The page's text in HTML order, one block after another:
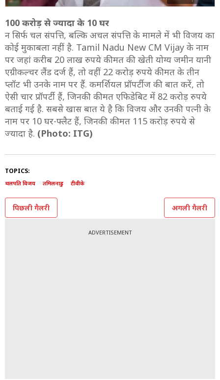
100 करोड़ से ज्यादा के 10 घर
न सिर्फ चल संपत्ति, बल्कि अचल संपत्ति के मामले में भी विजय का
कोई मुकाबला नहीं है. Tamil Nadu New CM Vijay के नाम
पर जहां करीब 20 लाख रुपये कीमत की खेती योग्य जमीन यानी
एग्रीकल्चर लैंड दर्ज हैं, तो वहीं 22 करोड़ रुपये कीमत के तीन
प्लॉट भी उनके नाम पर हैं. कमर्शियल प्रॉपर्टीज की बात करें, तो
ऐसी चार प्रॉपर्टी हैं, जिनकी कीमत एफिडेबिट में 82 करोड़ रुपये
बताई गई है. सबसे खास बात ये है कि विजय और उनकी पत्नी के
नाम पर 10 घर-फ्लैट हैं, जिनकी कीमत 115 करोड़ रुपये से
ज्यादा है. (Photo: ITG)
TOPICS:
थलपति विजय तमिलनाडु टीवीके
पिछली गैलरी अगली गैलरी
ADVERTISEMENT